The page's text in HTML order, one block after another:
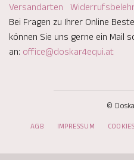
Versandarten
Bei Fragen zu Ihrer Online
können Sie uns gerne ein Mail
an: office@doskar4equi.at
©
AGB IMPRESSUM COOKIES